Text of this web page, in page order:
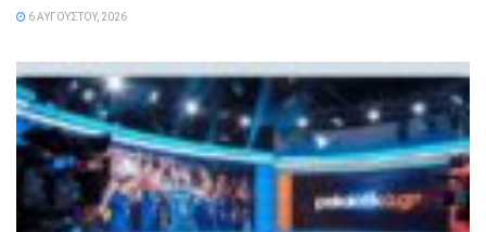
6 ΑΥΓΟΎΣΤΟΥ, 2026